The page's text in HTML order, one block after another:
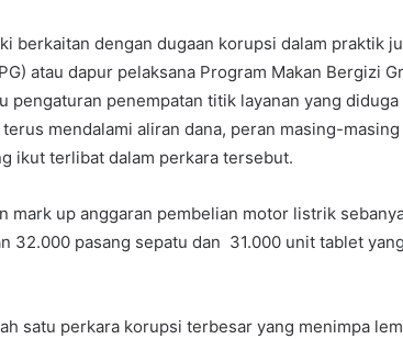
berkaitan dengan dugaan korupsi dalam praktik
atau dapur pelaksana Program Makan Bergizi
pengaturan penempatan titik layanan yang
mendalami aliran dana, peran masing-
ikut terlibat dalam perkara tersebut.
mark up anggaran pembelian motor listrik
32.000 pasang sepatu dan 31.000 unit tablet
satu perkara korupsi terbesar yang menimpa